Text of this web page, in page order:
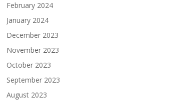
February 2024
January 2024
December 2023
November 2023
October 2023
September 2023
August 2023